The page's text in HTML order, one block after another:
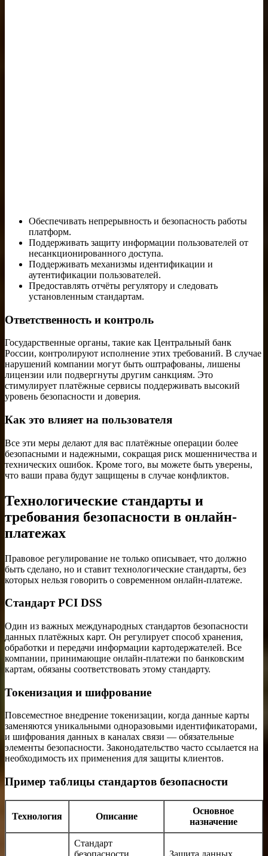
Обеспечивать непрерывность и безопасность работы
платформ.
Поддерживать защиту информации пользователей от
несанкционированного доступа.
Поддерживать механизмы идентификации и
аутентификации пользователей.
Предоставлять отчёты регулятору и следовать
установленным стандартам.
Ответственность и контроль
Государственные органы, такие как Центральный банк
России, контролируют исполнение этих требований. В случае
нарушений компании могут быть оштрафованы, лишены
лицензии или подвергнуты другим санкциям. Это
стимулирует платёжные сервисы поддерживать высокий
уровень безопасности и доверия.
Как это влияет на пользователя
Все эти меры делают для вас платёжные операции более
безопасными и надежными, сокращая риск мошенничества и
технических ошибок. Кроме того, вы можете быть уверены,
что ваши права будут защищены в случае конфликтов.
Технологические стандарты и
требования безопасности в онлайн-
платежах
Правовое регулирование не только описывает, что должно
быть сделано, но и ставит технологические стандарты, без
которых нельзя говорить о современном онлайн-платеже.
Стандарт PCI DSS
Один из важных международных стандартов безопасности
данных платёжных карт. Он регулирует способ хранения,
обработки и передачи информации картодержателей. Все
компании, принимающие онлайн-платежи по банковским
картам, обязаны соответствовать этому стандарту.
Токенизация и шифрование
Повсеместное внедрение токенизации, когда данные карты
заменяются уникальными одноразовыми идентификаторами,
и шифрования данных в каналах связи — обязательные
элементы безопасности. Законодательство часто ссылается на
необходимость их применения для защиты клиентов.
Пример таблицы стандартов безопасности
Технология Описание
Основное
назначение
Стандарт
безопасности
Защита данных